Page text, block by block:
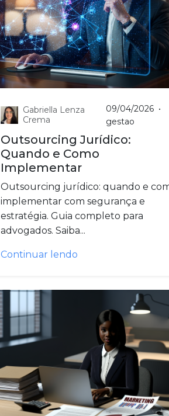
Gabriella Lenza
Crema
09/04/2026 •
gestao
Outsourcing Jurídico:
Quando e Como
Implementar
Outsourcing jurídico: quando e
implementar com segurança e
estratégia. Guia completo para
advogados. Saiba...
Continuar lendo